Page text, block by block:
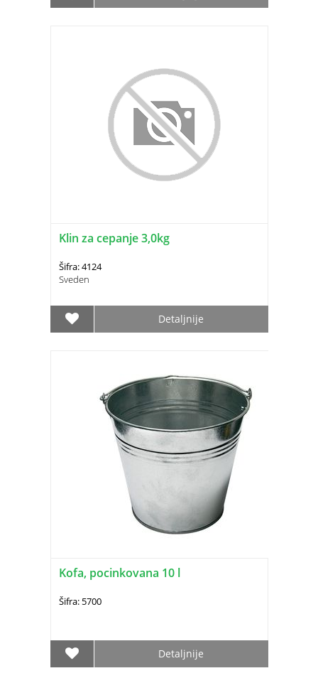
Klin za cepanje 3,0kg
Šifra: 4124
Sveden
Detaljnije
Kofa, pocinkovana 10 l
Šifra: 5700
Detaljnije